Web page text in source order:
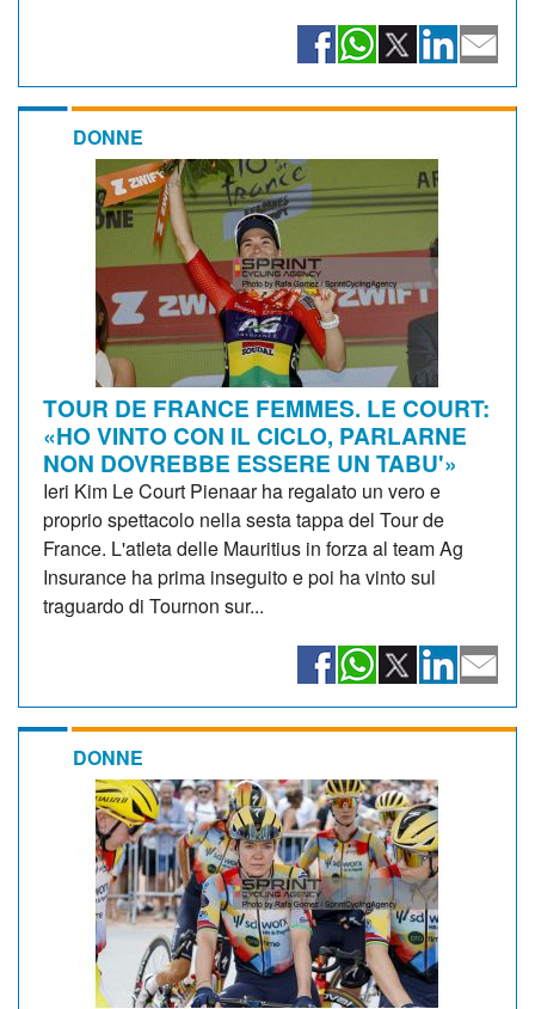
DONNE
TOUR DE FRANCE FEMMES. LE COURT:
«HO VINTO CON IL CICLO, PARLARNE
NON DOVREBBE ESSERE UN TABU'»
Ieri Kim Le Court Pienaar ha regalato un vero e
proprio spettacolo nella sesta tappa del Tour de
France. L'atleta delle Mauritius in forza al team Ag
Insurance ha prima inseguito e poi ha vinto sul
traguardo di Tournon sur...
DONNE